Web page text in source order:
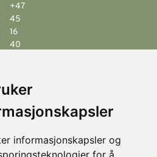
informasjonskapsler og
for å
+47
45
16
40
© 2026
Visit
Personvern
Levert av
Horn Media